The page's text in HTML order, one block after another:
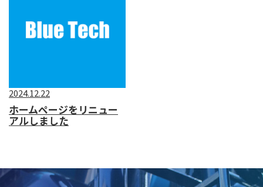
2024.12.22
ホームページをリニュー
アルしました